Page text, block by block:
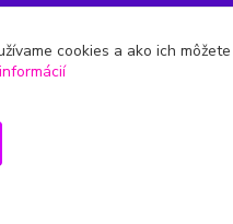
cookies a ako ich môžete